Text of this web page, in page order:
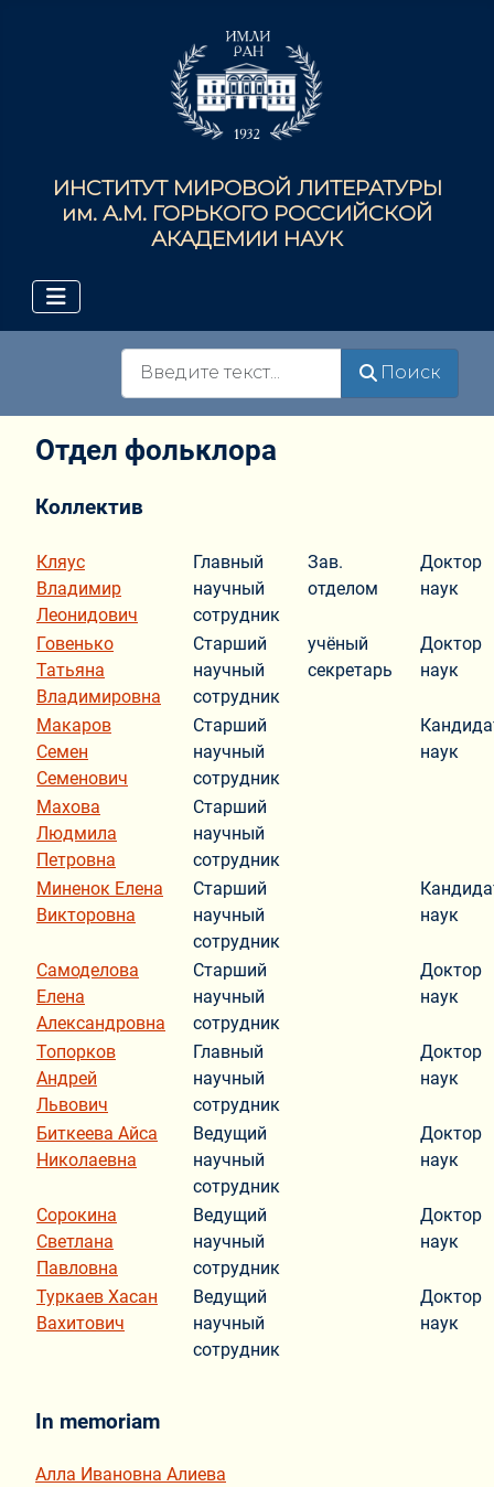
ИНСТИТУТ МИРОВОЙ ЛИТЕРАТУРЫ
им. А.М. ГОРЬКОГО РОССИЙСКОЙ
АКАДЕМИИ НАУК
Поиск
Отдел фольклора
Коллектив
Кляус
Владимир
Леонидович
Главный
научный
сотрудник
Зав.
отделом
Доктор
наук
Говенько
Татьяна
Владимировна
Старший
научный
сотрудник
учёный
секретарь
Доктор
наук
Макаров
Семен
Семенович
Старший
научный
сотрудник
наук
Махова
Людмила
Петровна
Старший
научный
сотрудник
Миненок Елена
Викторовна
Старший
научный
сотрудник
наук
Самоделова
Елена
Александровна
Старший
научный
сотрудник
Доктор
наук
Топорков
Андрей
Львович
Главный
научный
сотрудник
Доктор
наук
Биткеева Айса
Николаевна
Ведущий
научный
сотрудник
Доктор
наук
Сорокина
Светлана
Павловна
Ведущий
научный
сотрудник
Доктор
наук
Туркаев Хасан
Вахитович
Ведущий
научный
сотрудник
Доктор
наук
In memoriam
Алла Ивановна Алиева